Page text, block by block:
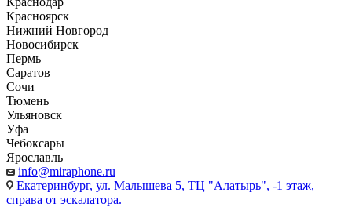
Красноярск
Нижний Новгород
Новосибирск
Пермь
Саратов
Сочи
Тюмень
Ульяновск
Уфа
Чебоксары
Ярославль
info@miraphone.ru
Екатеринбург, ул. Малышева 5, ТЦ "Алатырь", -1 этаж,
справа от эскалатора.